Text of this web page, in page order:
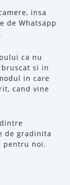
insa
de Whatsapp
ca nu
si in
in care
cand vine
de gradinita
pentru noi.